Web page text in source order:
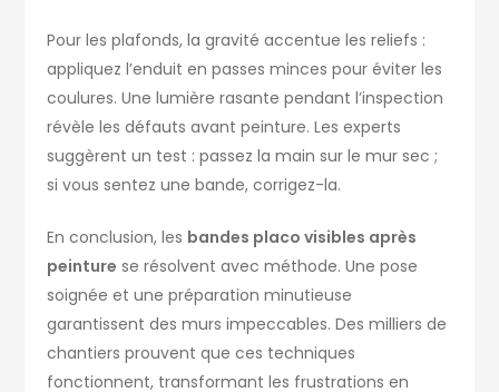
Pour les plafonds, la gravité accentue les reliefs :
appliquez l’enduit en passes minces pour éviter les
coulures. Une lumière rasante pendant l’inspection
révèle les défauts avant peinture. Les experts
suggèrent un test : passez la main sur le mur sec ;
si vous sentez une bande, corrigez-la.
En conclusion, les bandes placo visibles après
peinture se résolvent avec méthode. Une pose
soignée et une préparation minutieuse
garantissent des murs impeccables. Des milliers de
chantiers prouvent que ces techniques
fonctionnent, transformant les frustrations en